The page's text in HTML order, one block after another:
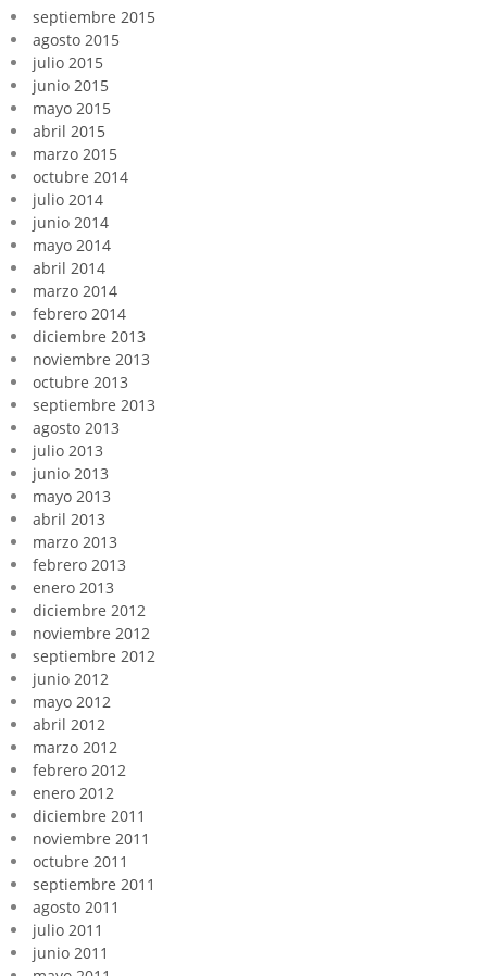
septiembre 2015
agosto 2015
julio 2015
junio 2015
mayo 2015
abril 2015
marzo 2015
octubre 2014
julio 2014
junio 2014
mayo 2014
abril 2014
marzo 2014
febrero 2014
diciembre 2013
noviembre 2013
octubre 2013
septiembre 2013
agosto 2013
julio 2013
junio 2013
mayo 2013
abril 2013
marzo 2013
febrero 2013
enero 2013
diciembre 2012
noviembre 2012
septiembre 2012
junio 2012
mayo 2012
abril 2012
marzo 2012
febrero 2012
enero 2012
diciembre 2011
noviembre 2011
octubre 2011
septiembre 2011
agosto 2011
julio 2011
junio 2011